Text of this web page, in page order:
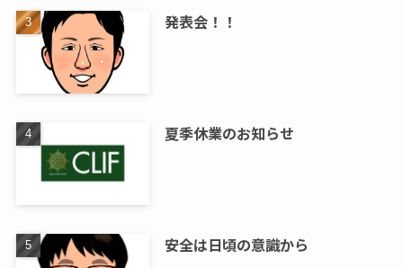
発表会！！
夏季休業のお知らせ
安全は日頃の意識から